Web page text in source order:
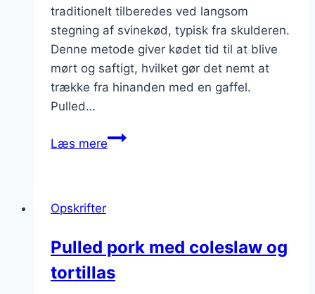
traditionelt tilberedes ved langsom
stegning af svinekød, typisk fra skulderen.
Denne metode giver kødet tid til at blive
mørt og saftigt, hvilket gør det nemt at
trække fra hinanden med en gaffel.
Pulled…
Læs merePulled
grillfest
Opskrifter
Pulled pork med coleslaw og
tortillas